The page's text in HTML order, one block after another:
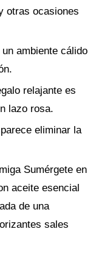
otras ocasiones
ambiente cálido
relajante es
lazo rosa.
eliminar la
Sumérgete en
aceite esencial
de una
sales